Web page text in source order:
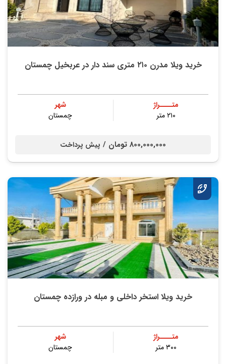
خرید ویلا مدرن ۲۱۰ متری سند دار در عربخیل چمستان
متــــراژ
۲۱۰ متر
شهر
چمستان
800,000,000 تومان / پیش پرداخت
خرید ویلا استخر داخلی و مبله در ورازده چمستان
متــــراژ
۳۰۰ متر
شهر
چمستان